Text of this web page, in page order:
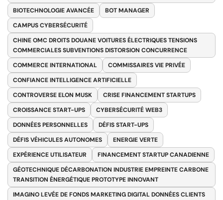
BIOTECHNOLOGIE AVANCÉE
BOT MANAGER
CAMPUS CYBERSÉCURITÉ
CHINE OMC DROITS DOUANE VOITURES ÉLECTRIQUES TENSIONS
COMMERCIALES SUBVENTIONS DISTORSION CONCURRENCE
COMMERCE INTERNATIONAL
COMMISSAIRES VIE PRIVÉE
CONFIANCE INTELLIGENCE ARTIFICIELLE
CONTROVERSE ELON MUSK
CRISE FINANCEMENT STARTUPS
CROISSANCE START-UPS
CYBERSÉCURITÉ WEB3
DONNÉES PERSONNELLES
DÉFIS START-UPS
DÉFIS VÉHICULES AUTONOMES
ENERGIE VERTE
EXPÉRIENCE UTILISATEUR
FINANCEMENT STARTUP CANADIENNE
GÉOTECHNIQUE DÉCARBONATION INDUSTRIE EMPREINTE CARBONE
TRANSITION ÉNERGÉTIQUE PROTOTYPE INNOVANT
IMAGINO LEVÉE DE FONDS MARKETING DIGITAL DONNÉES CLIENTS